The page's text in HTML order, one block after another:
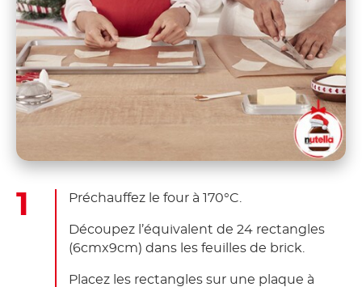
Préchauffez le four à 170°C.
Découpez l’équivalent de 24 rectangles
(6cmx9cm) dans les feuilles de brick.
Placez les rectangles sur une plaque à